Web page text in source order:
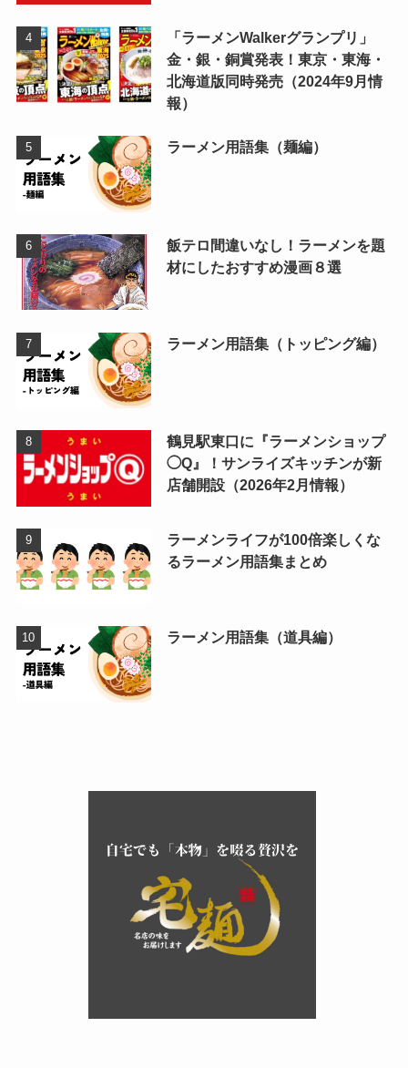
「ラーメンWalkerグランプリ」
金・銀・銅賞発表！東京・東海・
北海道版同時発売（2024年9月情
報）
ラーメン用語集（麺編）
飯テロ間違いなし！ラーメンを題
材にしたおすすめ漫画８選
ラーメン用語集（トッピング編）
鶴見駅東口に『ラーメンショップ
◯Q』！サンライズキッチンが新
店舗開設（2026年2月情報）
ラーメンライフが100倍楽しくな
るラーメン用語集まとめ
ラーメン用語集（道具編）